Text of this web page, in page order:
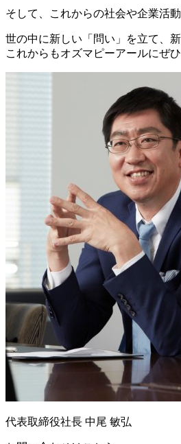
そして、これからの社会や企業活
世の中に新しい「問い」を立て、
これからもオズマピーアールにぜ
代表取締役社長 中尾 敏弘